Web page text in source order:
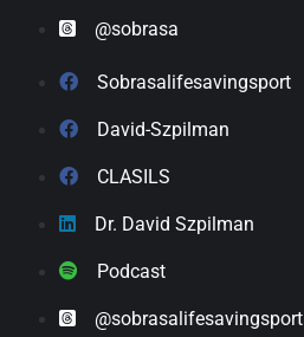
@sobrasa
Sobrasalifesavingsport
David-Szpilman
CLASILS
Dr. David Szpilman
Podcast
@sobrasalifesavingsport